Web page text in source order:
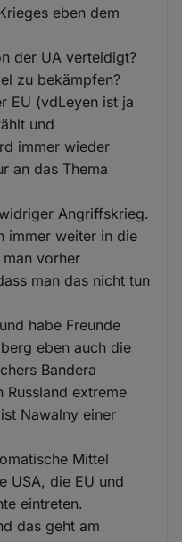
eben dem
der UA verteidigt?
zu bekämpfen?
EU (vdLeyen ist ja
und
immer wieder
an das Thema
Angriffskrieg.
immer weiter in die
vorher
man das nicht tun
habe Freunde
eben auch die
Bandera
Russland extreme
Nawalny einer
Mittel
USA, die EU und
eintreten.
das geht am